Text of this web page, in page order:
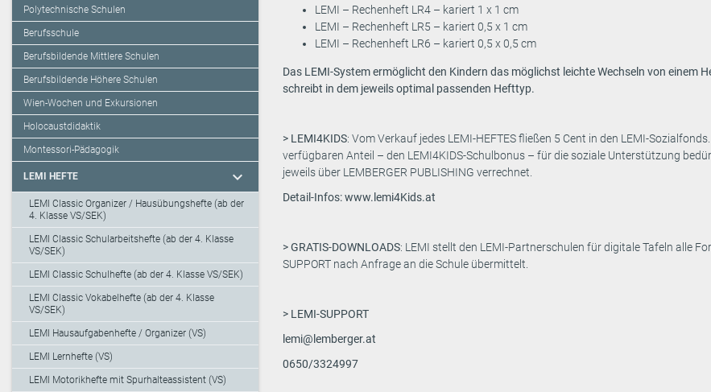
Polytechnische Schulen
Berufsschule
Berufsbildende Mittlere Schulen
Berufsbildende Höhere Schulen
Wien-Wochen und Exkursionen
Holocaustdidaktik
Montessori-Pädagogik
LEMI HEFTE expand_more
LEMI Classic Organizer / Hausübungshefte (ab der
4. Klasse VS/SEK)
LEMI Classic Schularbeitshefte (ab der 4. Klasse
VS/SEK)
LEMI Classic Schulhefte (ab der 4. Klasse VS/SEK)
LEMI Classic Vokabelhefte (ab der 4. Klasse
VS/SEK)
LEMI Hausaufgabenhefte / Organizer (VS)
LEMI Lernhefte (VS)
LEMI Motorikhefte mit Spurhalteassistent (VS)
LEMI – Rechenheft LR4 – kariert 1 x 1 cm
LEMI – Rechenheft LR5 – kariert 0,5 x 1 cm
LEMI – Rechenheft LR6 – kariert 0,5 x 0,5 cm
Das LEMI-System ermöglicht den Kindern das möglichst leichte Wechseln von einem
schreibt in dem jeweils optimal passenden Hefttyp.
> LEMI4KIDS: Vom Verkauf jedes LEMI-HEFTES fließen 5 Cent in den LEMI-
verfügbaren Anteil – den LEMI4KIDS-Schulbonus – für die soziale Unterstützung
jeweils über LEMBERGER PUBLISHING verrechnet.
Detail-Infos: www.lemi4Kids.at
> GRATIS-DOWNLOADS: LEMI stellt den LEMI-Partnerschulen für digitale Tafeln alle
SUPPORT nach Anfrage an die Schule übermittelt.
> LEMI-SUPPORT
lemi@lemberger.at
0650/3324997